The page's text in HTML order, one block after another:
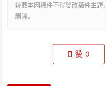
转载本网稿件不得篡改稿件主题
删除。
赞 0